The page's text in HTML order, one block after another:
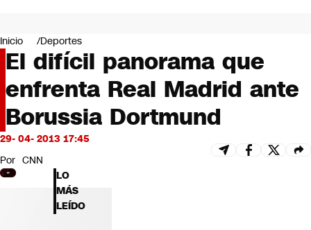
Negocios
Deportes
Programas completos
Cultura
Servicios
Bits
CNN tiempo
Futuro 360
Opinión
Inicio Deportes
El difícil panorama que
enfrenta Real Madrid ante
Borussia Dortmund
29- 04- 2013 17:45
Por CNN
LO
MÁS
LEÍDO